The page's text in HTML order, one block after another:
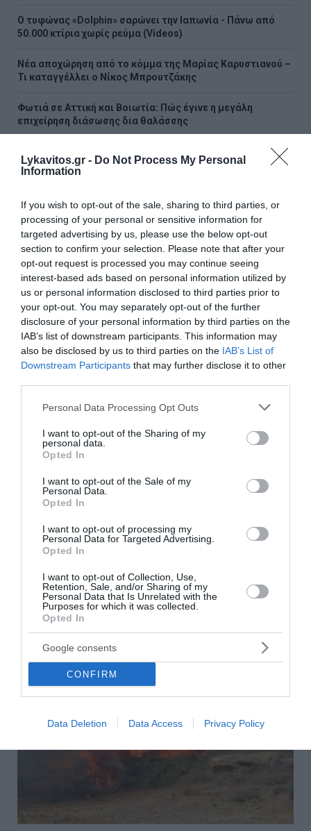
Lykavitos.gr - Do Not Process My Personal
Information
If you wish to opt-out of the sale, sharing to third parties, or
processing of your personal or sensitive information for
targeted advertising by us, please use the below opt-out
section to confirm your selection. Please note that after your
opt-out request is processed you may continue seeing
interest-based ads based on personal information utilized by
us or personal information disclosed to third parties prior to
your opt-out. You may separately opt-out of the further
disclosure of your personal information by third parties on the
IAB’s list of downstream participants. This information may
also be disclosed by us to third parties on the IAB’s List of
Downstream Participants that may further disclose it to other
Please note that this website/app uses one or more Google
not limited to your visit or usage behaviour. You may click to
grant or deny consent to Google and its third-party tags to
use your data for below specified purposes in below Google
consent section.
Personal Data Processing Opt Outs
I want to opt-out of the Sharing of my
personal data.
Opted In
I want to opt-out of the Sale of my
Personal Data.
Opted In
I want to opt-out of processing my
Personal Data for Targeted Advertising.
Opted In
I want to opt-out of Collection, Use,
Retention, Sale, and/or Sharing of my
Personal Data that Is Unrelated with the
Purposes for which it was collected.
Opted In
Google consents
CONFIRM
Data Deletion Data Access Privacy Policy
Ο τυφώνας «Dolphin» σαρώνει την Ιαπωνία - Πάνω από
50.000 κτίρια χωρίς ρεύμα (Videos)
Νέα αποχώρηση από το κόμμα της Μαρίας Καρυστιανού –
Τι καταγγέλλει ο Νίκος Μπρουτζάκης
Φωτιά σε Αττική και Βοιωτία: Πώς έγινε η μεγάλη
επιχείρηση διάσωσης δια θαλάσσης
Πώς οι μακροχρόνια άνεργοι μπορούν να πάρουν σύνταξη
με δωρεάν ένσημα από την ΔΥΠΑ
ΟΛΕΣ ΟΙ ΕΙΔΗΣΕΙΣ →
διαβάστε ακόμη
πισίνα beach bar - Προσήχθησαν ιδιοκτήτης
και γονείς
Τραγωδία εκτυλίχτηκε στην Πάρο με 4χρονο παιδί να
χάνει τη ζωή του σε πισίνα beach bar. Σύμφωνα με
πληροφορίες, έχουν προσαχθεί οι γονείς του παιδιού
και ο ιδιοκτήτης του καταστήμα...
08 Αυγούστου 2026